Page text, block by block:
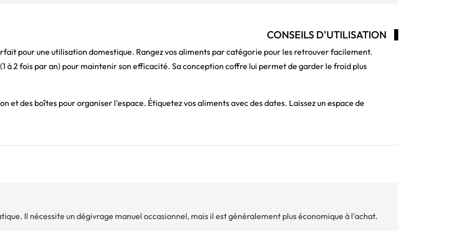
CONSEILS D'UTILISATION
pour une utilisation domestique. Rangez vos aliments par catégorie pour les retrouver facilement.
à 2 fois par an) pour maintenir son efficacité. Sa conception coffre lui permet de garder le froid plus
et des boîtes pour organiser l'espace. Étiquetez vos aliments avec des dates. Laissez un espace de
Il nécessite un dégivrage manuel occasionnel, mais il est généralement plus économique à l'achat.